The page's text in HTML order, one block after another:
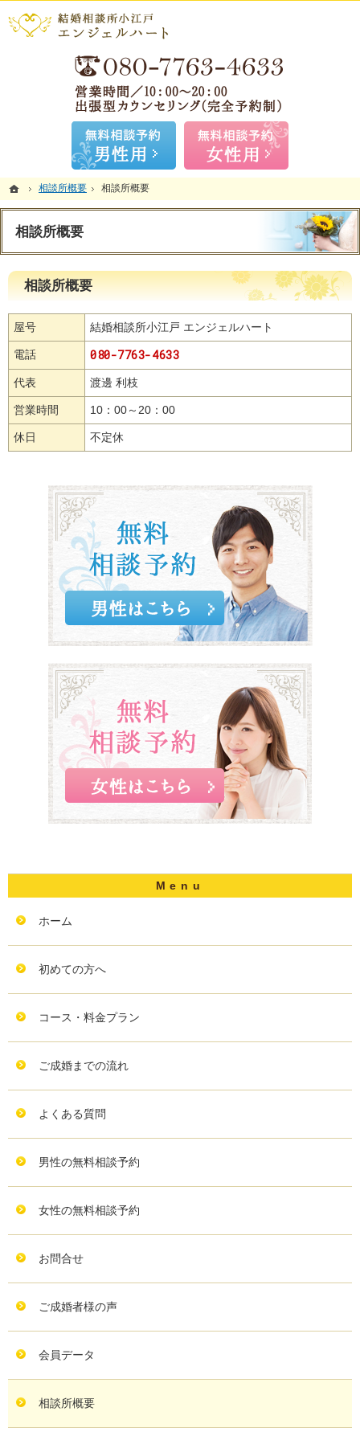
ホーム
相談所概要 相談所概要
相談所概要
相談所概要
屋号 結婚相談所小江戸 エンジェルハート
電話 080-7763-4633
代表 渡邊 利枝
営業時間 10：00～20：00
休日 不定休
ホーム
初めての方へ
コース・料金プラン
ご成婚までの流れ
よくある質問
男性の無料相談予約
女性の無料相談予約
お問合せ
ご成婚者様の声
会員データ
相談所概要
無料相談予約男性用
ホーム
相談所概要 相談所概要